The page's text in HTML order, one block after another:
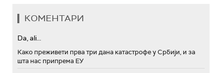
КОМЕНТАРИ
Da, ali...
Како преживети прва три дана катастрофе у Србији, и за
шта нас припрема ЕУ